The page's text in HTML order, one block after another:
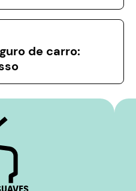
de carro: